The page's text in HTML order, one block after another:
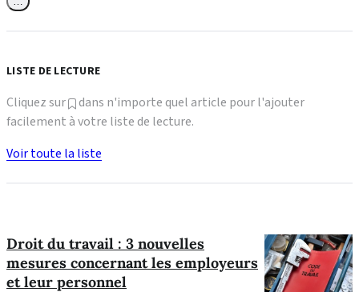
Droit du travail : 3 nouvelles
mesures concernant les employeurs
et leur personnel
LISTE DE LECTURE
Cliquez sur
dans n'importe quel article pour l'ajouter
facilement à votre liste de lecture.
Voir toute la liste